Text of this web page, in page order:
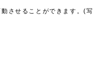
させることができます。(写